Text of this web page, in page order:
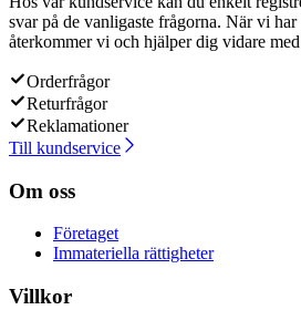
svar på de vanligaste frågorna. När vi
återkommer vi och hjälper dig vidare
Orderfrågor
Returfrågor
Reklamationer
Till kundservice
Om oss
Företaget
Immateriella rättigheter
Villkor